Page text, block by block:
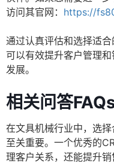
访问其官网： https://
通过认真评估和选择适
可以有效提升客户管理
发展。
相关问答FAQs
在文具机械行业中，选
至关重要。一个优秀的
理客户关系，还能提升